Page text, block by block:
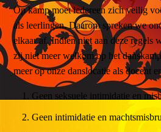
Op kamp moet iedereen zich veilig
als leerlingen. Daarom spreken we
elkaar af. Indien niet aan deze regels
zij niet meer welkom op het
meer op onze danslocatie als docent
Geen seksuele intimidatie en
Geen intimidatie en